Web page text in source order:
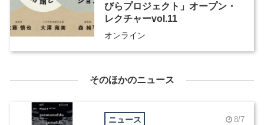
びらプロジェクト」オープン・
レクチャーvol.11
オンライン
そのほかのニュース
ニュース 8/7